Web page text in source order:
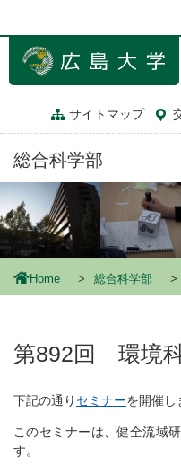
ン
サイトマップ
総合科学部
Home 総合科学部
第892回 環境
下記の通り セミナーを開催し
このセミナーは、健全流域
す。